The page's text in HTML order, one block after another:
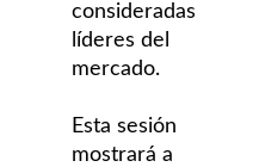
consideradas
líderes del
mercado.
Esta sesión
mostrará a